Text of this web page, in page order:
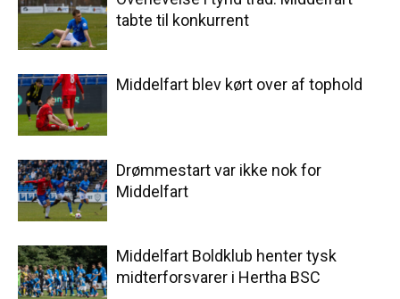
tabte til konkurrent
Middelfart blev kørt over af tophold
Drømmestart var ikke nok for
Middelfart
Middelfart Boldklub henter tysk
midterforsvarer i Hertha BSC